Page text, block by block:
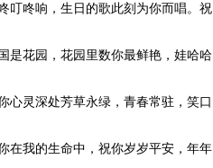
叮咚响，生日的歌此刻为你而唱。祝
是花园，花园里数你最鲜艳，娃哈哈
心灵深处芳草永绿，青春常驻，笑口
在我的生命中，祝你岁岁平安，年年